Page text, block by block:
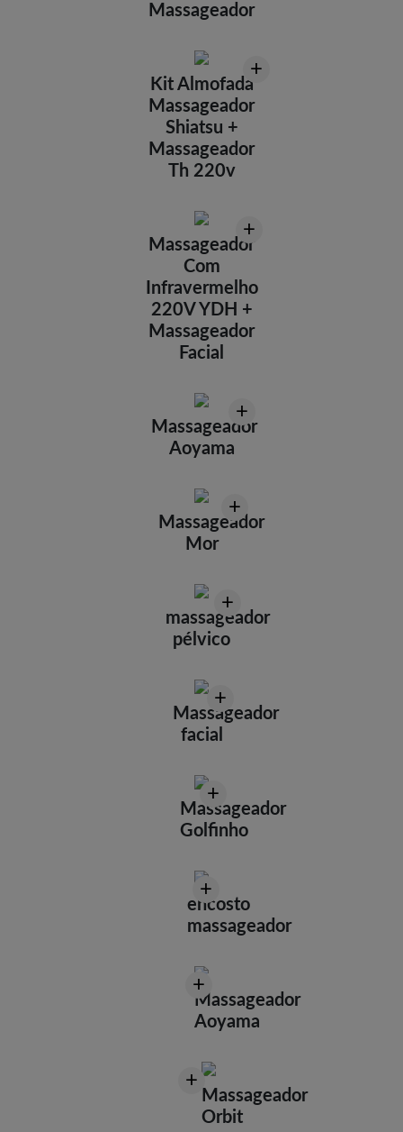
Massageador
+
Kit Almofada
Massageador
Shiatsu +
Massageador
Th 220v
+
Massageador
Com
Infravermelho
220V YDH +
Massageador
Facial
+
Massageador
Aoyama
+
Massageador
Mor
+
massageador
pélvico
+
Massageador
facial
+
Massageador
Golfinho
+
encosto
massageador
+
Massageador
Aoyama
+
Massageador
Orbit